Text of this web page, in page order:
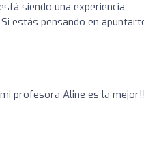
siendo una experiencia
estás pensando en
profesora Aline es la